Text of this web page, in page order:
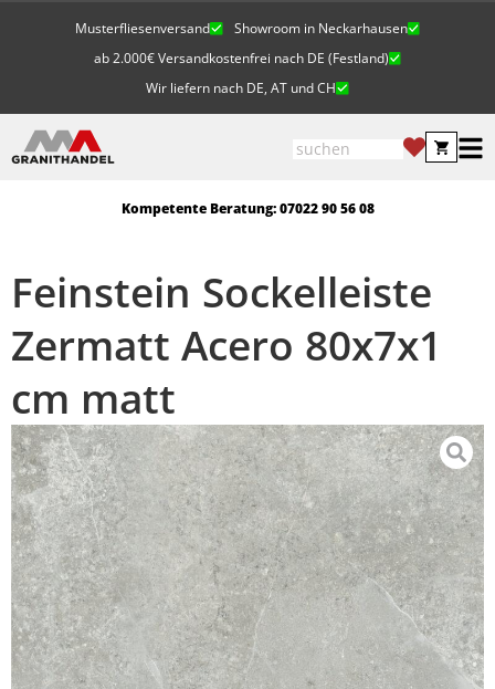
Musterfliesenversand
Showroom in Neckarhausen
ab 2.000€ Versandkostenfrei nach DE (Festland)
Wir liefern nach DE, AT und CH
Kompetente Beratung: 07022 90 56 08
Feinstein Sockelleiste
Zermatt Acero 80x7x1
cm matt